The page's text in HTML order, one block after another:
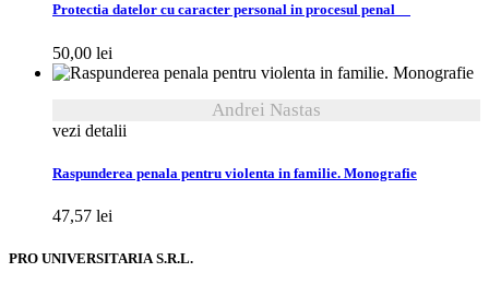
Protectia datelor cu caracter personal in procesul penal
50,00 lei
Andrei Nastas
vezi detalii
Raspunderea penala pentru violenta in familie. Monografie
47,57 lei
PRO UNIVERSITARIA S.R.L.